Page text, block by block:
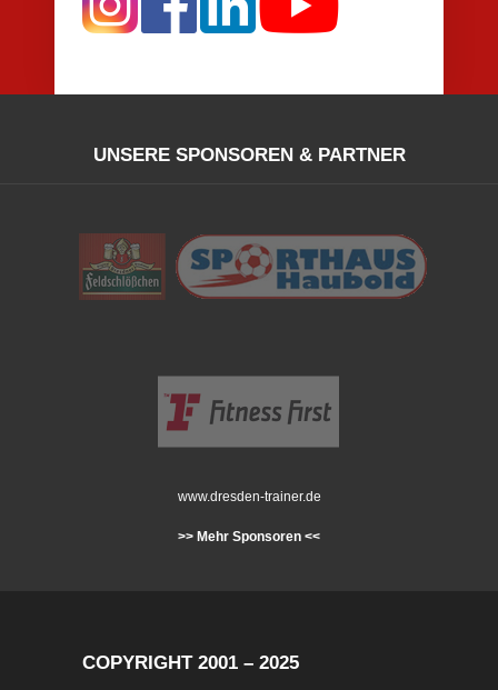
UNSERE SPONSOREN & PARTNER
www.dresden-trainer.de
>> Mehr Sponsoren <<
COPYRIGHT 2001 – 2025